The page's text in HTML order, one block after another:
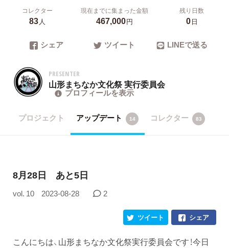
コレクター
83人
現在までに集まった金額
467,000円
残り日数
0日
シェア ツイート LINEで送る
PRESENTER
山形まちなか文化祭 実行委員会
プロフィールを表示
プロジェクト アップデート 14 コレクター 83
8月28日 あと5日
vol. 10 2023-08-28 2
シェア
ツイート
こんにちは、山形まちなか文化祭実行委員会です！今日